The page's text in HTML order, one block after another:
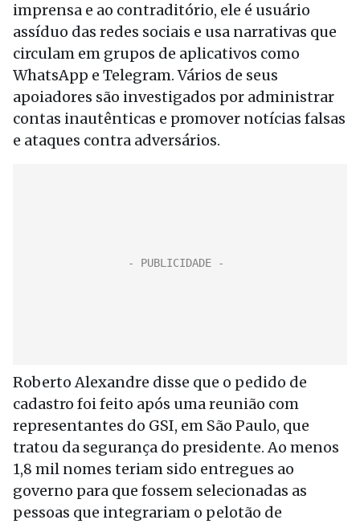
imprensa e ao contraditório, ele é usuário
assíduo das redes sociais e usa narrativas que
circulam em grupos de aplicativos como
WhatsApp e Telegram. Vários de seus
apoiadores são investigados por administrar
contas inautênticas e promover notícias falsas
e ataques contra adversários.
Roberto Alexandre disse que o pedido de
cadastro foi feito após uma reunião com
representantes do GSI, em São Paulo, que
tratou da segurança do presidente. Ao menos
1,8 mil nomes teriam sido entregues ao
governo para que fossem selecionadas as
pessoas que integrariam o pelotão de